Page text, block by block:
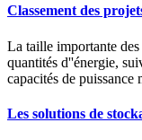
Classement des
La taille importante
quantités d''énergie,
capacités de puissance
Les solutions de